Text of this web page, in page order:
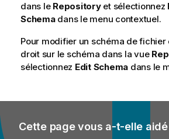
dans le Repositoryet sélectionnez
Schemadans le menu contextuel.
Pour modifier un schéma de
droit sur le schéma dans la vue
sélectionnez Edit Schema dans le
Cette page vous a-t-elle aidé